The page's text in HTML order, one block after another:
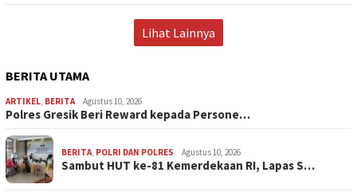
Lihat Lainnya
BERITA UTAMA
ARTIKEL, BERITA Agustus 10, 2026
Polres Gresik Beri Reward kepada Persone…
BERITA, POLRI DAN POLRES Agustus 10, 2026
Sambut HUT ke-81 Kemerdekaan RI, Lapas S…